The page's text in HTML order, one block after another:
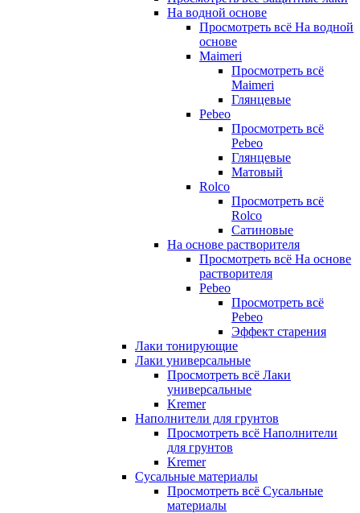
На водной основе
Просмотреть всё На водной
основе
Maimeri
Просмотреть всё
Maimeri
Глянцевые
Pebeo
Просмотреть всё
Pebeo
Глянцевые
Матовый
Rolco
Просмотреть всё
Rolco
Сатиновые
На основе растворителя
Просмотреть всё На основе
растворителя
Pebeo
Просмотреть всё
Pebeo
Эффект старения
Лаки тонирующие
Лаки универсальные
Просмотреть всё Лаки
универсальные
Kremer
Наполнители для грунтов
Просмотреть всё Наполнители
для грунтов
Kremer
Сусальные материалы
Просмотреть всё Сусальные
материалы